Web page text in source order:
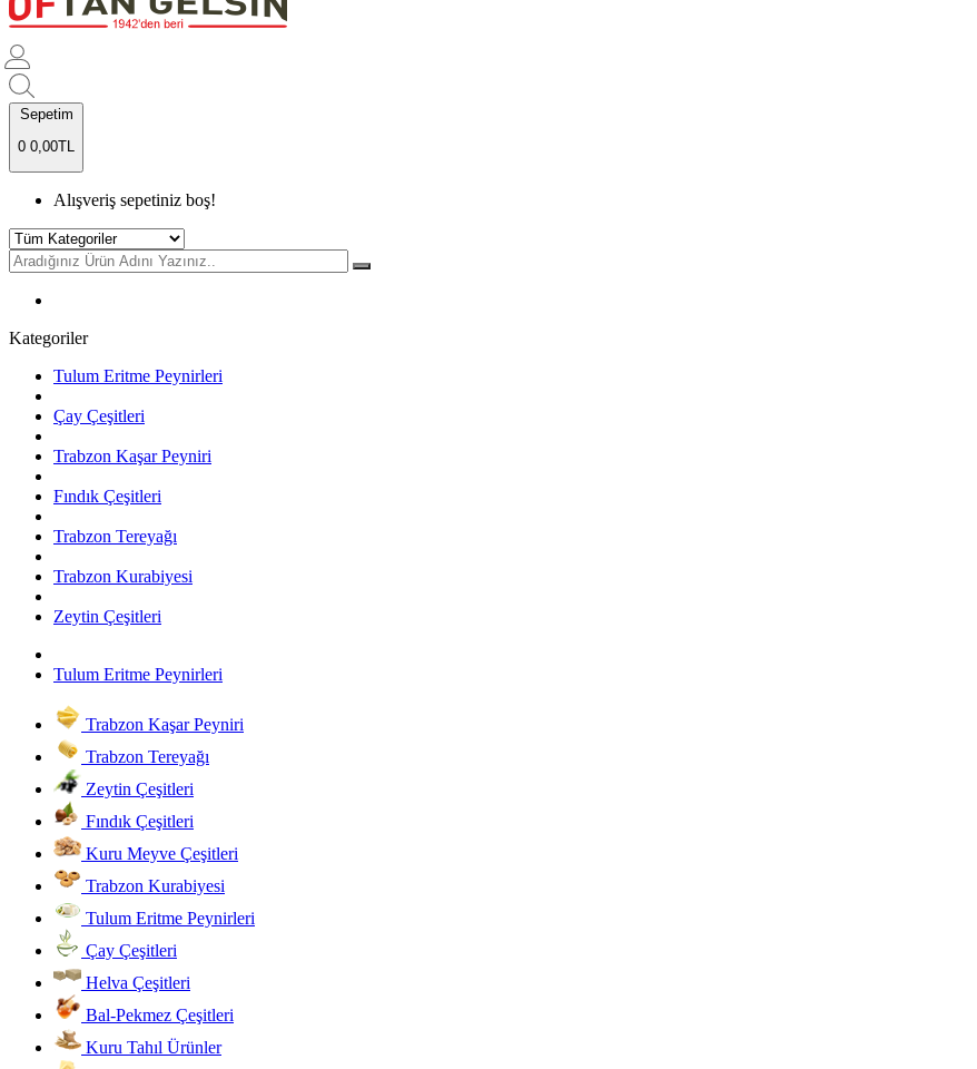
Sepetim
0 0,00TL
Alışveriş sepetiniz boş!
Kategoriler
Tulum Eritme Peynirleri
Çay Çeşitleri
Trabzon Kaşar Peyniri
Fındık Çeşitleri
Trabzon Tereyağı
Trabzon Kurabiyesi
Zeytin Çeşitleri
Tulum Eritme Peynirleri
Trabzon Kaşar Peyniri
Trabzon Tereyağı
Zeytin Çeşitleri
Fındık Çeşitleri
Kuru Meyve Çeşitleri
Trabzon Kurabiyesi
Tulum Eritme Peynirleri
Çay Çeşitleri
Helva Çeşitleri
Bal-Pekmez Çeşitleri
Kuru Tahıl Ürünler